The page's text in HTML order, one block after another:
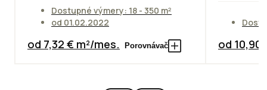
Dostupné výmery: 18 - 350 m²
od 01.02.2022
od 7,32 € m²/mes. Porovnávač od 10,90